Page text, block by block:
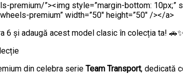
”><img style=”margin-bottom: 10px;”
premium” width=”50″ height=”50″ /></a>
6 și adaugă acest model clasic în colecția ta! 🚗✨
din celebra serie Team Transport, dedicată